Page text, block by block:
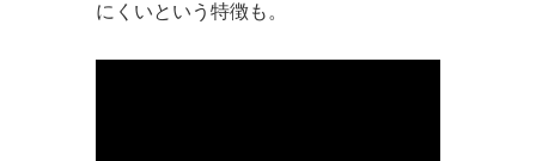
にくいという特徴も。